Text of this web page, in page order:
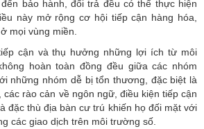
bảo hành, đổi trả đều có thể thực hiện
này mở rộng cơ hội tiếp cận hàng hóa,
mọi vùng miền.
cận và thụ hưởng những lợi ích từ môi
hoàn toàn đồng đều giữa các nhóm
những nhóm dễ bị tổn thương, đặc biệt là
rào cản về ngôn ngữ, điều kiện tiếp cận
đặc thù địa bàn cư trú khiến họ đối mặt với
các giao dịch trên môi trường số.